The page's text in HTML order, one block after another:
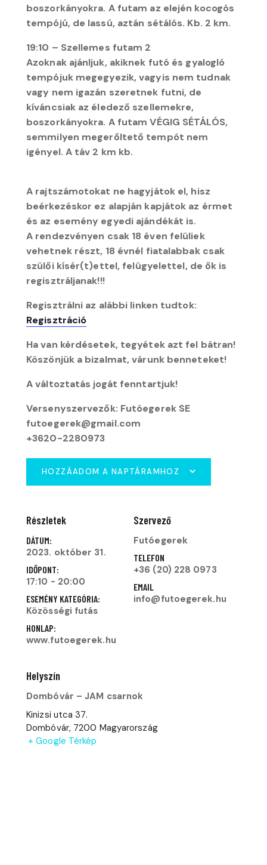
boszorkányokra. A futam az elején kocogós
tempójú, de lassú, aztán sétálós. Kb. 2 km.
19:10 – Szellemes futam 2
Azoknak ajánljuk, akiknek futó és gyalogló
tempójuk megegyezik, vagyis nem tudnak
vagy nem igazán szeretnek futni, de
kíváncsiak az éledező szellemekre,
boszorkányokra. A futam VÉGIG SÉTÁLÓS,
semmilyen megerőltető tempót nem
igényel. A táv 2 km kb.
A rajtszámotokat ne hagyjátok el, hisz
beérkezéskor ez alapján kapjátok az érmet
és az esemény egyedi ajándékát is.
A rendezvényen csak 18 éven felüliek
vehetnek részt, 18 évnél fiatalabbak csak
szülői kísér(t)ettel, felügyelettel, de ők is
regisztráljanak!!!
Regisztrálni az alábbi linken tudtok:
Regisztráció
Ha van kérdésetek, tegyétek azt fel bátran!
Köszönjük a bizalmat, várunk benneteket!
A változtatás jogát fenntartjuk!
Versenyszervezők: Futóegerek SE
futoegerek@gmail.com
+3620-2280973
HOZZÁADOM A NAPTÁRAMHOZ
Részletek
DÁTUM:
2023. október 31.
IDŐPONT:
17:10 - 20:00
ESEMÉNY KATEGÓRIA:
Közösségi futás
HONLAP:
www.futoegerek.hu
Szervező
Futóegerek
TELEFON
+36 (20) 228 0973
EMAIL
info@futoegerek.hu
Helyszín
Dombóvár – JAM csarnok
Kinizsi utca 37.
Dombóvár, 7200 Magyarország
+ Google Térkép